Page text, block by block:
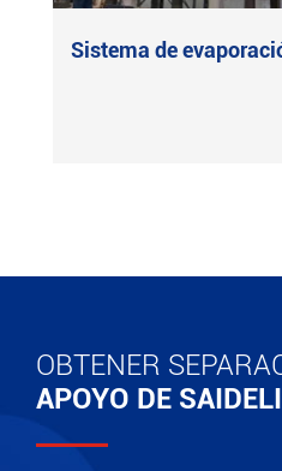
Sistema de
OBTENER
APOYO DE